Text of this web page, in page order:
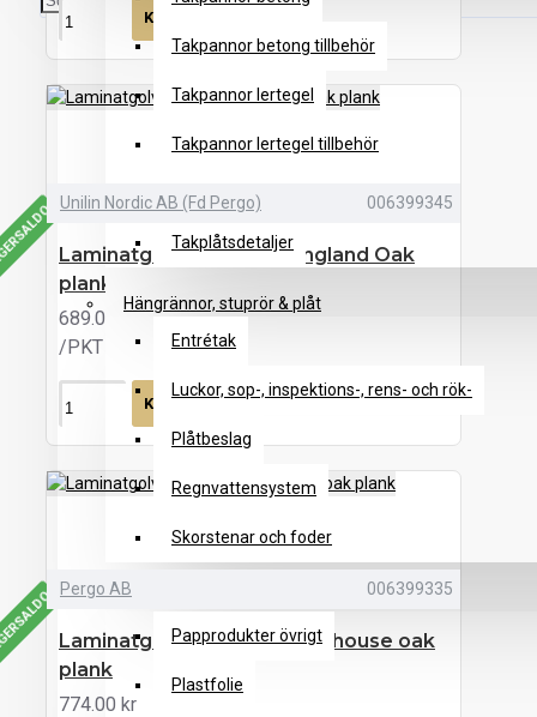
Takpannor betong tillbehör
Takpannor lertegel
Takpannor lertegel tillbehör
Takplåt
Takplåtsdetaljer
Hängrännor, stuprör & plåt
Entrétak
Luckor, sop-, inspektions-, rens- och rök-
Plåtbeslag
Regnvattensystem
Skorstenar och foder
Takpapp, plastfolie & tätskikt
Papprodukter övrigt
Plastfolie
KÖP
Unilin Nordic AB (Fd Pergo) 006399345
Laminatgolv visby new england Oak
plank
689.00 kr
/PKT
KÖP
Pergo AB 006399335
Laminatgolv visby pro Farmhouse oak
plank
774.00 kr